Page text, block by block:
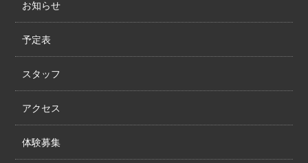
お知らせ
予定表
スタッフ
アクセス
体験募集